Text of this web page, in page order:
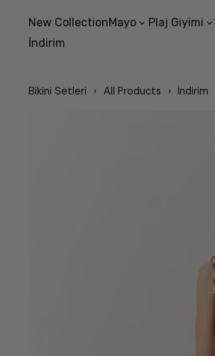
New CollectionMayo Plaj Giyimi
İndirim
Bikini Setleri All Products İndirim